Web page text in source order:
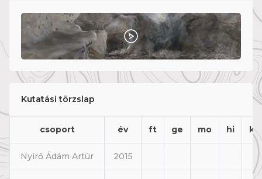
Kutatási törzslap
csoport év ft ge mo hi kl
Nyírő Ádám Artúr 2015